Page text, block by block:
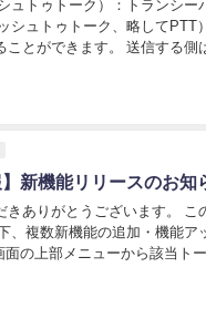
ュトゥトーク）：トランシー
シュトゥトーク、略してPTT
ことができます。 送信する側
】新機能リリースのお知
きありがとうございます。 こ
、複数新機能の追加・機能ア